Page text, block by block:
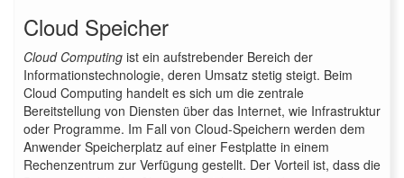
Cloud Speicher
Cloud Computing ist ein aufstrebender Bereich der
Informationstechnologie, deren Umsatz stetig steigt. Beim
Cloud Computing handelt es sich um die zentrale
Bereitstellung von Diensten über das Internet, wie Infrastruktur
oder Programme. Im Fall von Cloud-Speichern werden dem
Anwender Speicherplatz auf einer Festplatte in einem
Rechenzentrum zur Verfügung gestellt. Der Vorteil ist, dass die